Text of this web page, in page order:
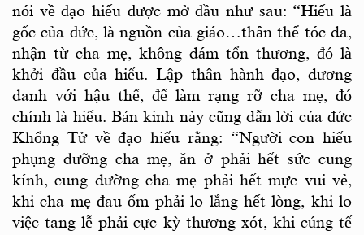
nói về đạo hiếu được mở đầu như sau: “Hiếu là
gốc của đức, là nguồn của giáo…thân thể tóc da,
nhận từ cha mẹ, không dám tổn thương, đó là
khởi đầu của hiếu. Lập thân hành đạo, dương
danh với hậu thế, để làm rạng rỡ cha mẹ, đó
chính là hiếu. Bản kinh này cũng dẫn lời của đức
Khổng Tử về đạo hiếu rằng: “Người con hiếu
phụng dưỡng cha mẹ, ăn ở phải hết sức cung
kính, cung dưỡng cha mẹ phải hết mực vui vẻ,
khi cha mẹ đau ốm phải lo lắng hết lòng, khi lo
việc tang lễ phải cực kỳ thương xót, khi cúng tế